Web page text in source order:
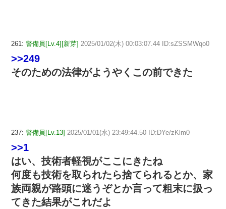
261: 警備員[Lv.4][新芽] 2025/01/02(木) 00:03:07.44 ID:sZSSMWqo0
>>249
そのための法律がようやくこの前できた
237: 警備員[Lv.13] 2025/01/01(水) 23:49:44.50 ID:DYe/zKlm0
>>1
はい、技術者軽視がここにきたね
何度も技術を取られたら捨てられるとか、家
族両親が路頭に迷うぞとか言って粗末に扱っ
てきた結果がこれだよ